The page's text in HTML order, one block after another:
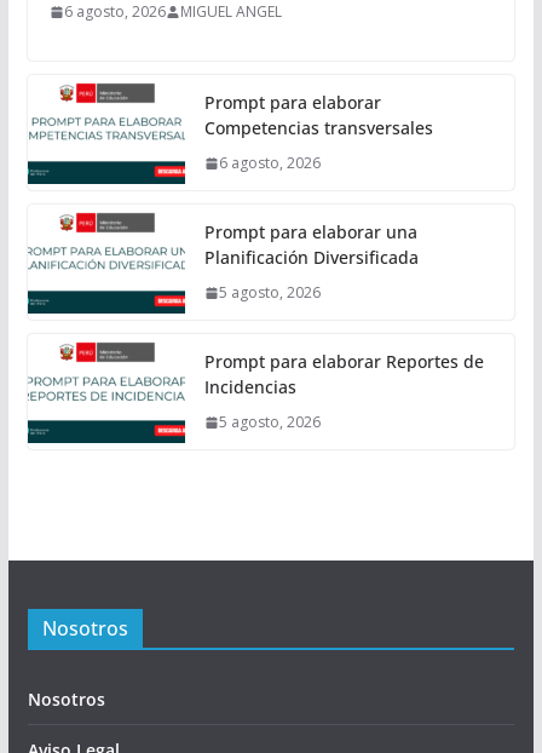
6 agosto, 2026 MIGUEL ANGEL
Prompt para elaborar
Competencias transversales
6 agosto, 2026
Prompt para elaborar una
Planificación Diversificada
5 agosto, 2026
Prompt para elaborar Reportes de
Incidencias
5 agosto, 2026
Nosotros
Nosotros